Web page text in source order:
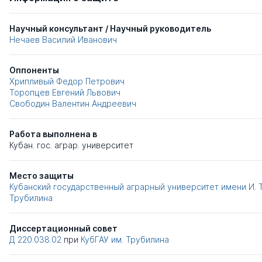
Научный консультант / Научный руководитель
Нечаев Василий Иванович
Оппоненты
Хрипливый Федор Петрович
Торопцев Евгений Львович
Свободин Валентин Андреевич
Работа выполнена в
Кубан. гос. аграр. университет
Место защиты
Кубанский государственный аграрный университет имени И.
Трубилина
Диссертационный совет
Д 220.038.02 при КубГАУ им. Трубилина